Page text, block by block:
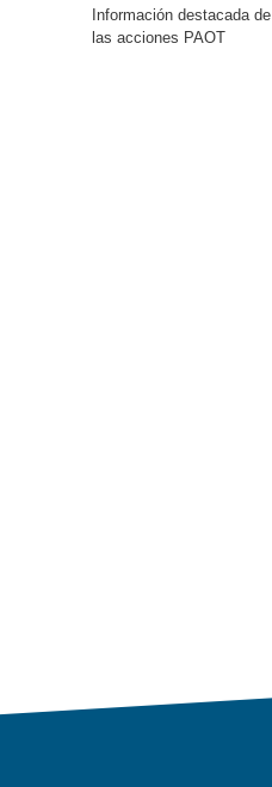
Información destacada de
las acciones PAOT